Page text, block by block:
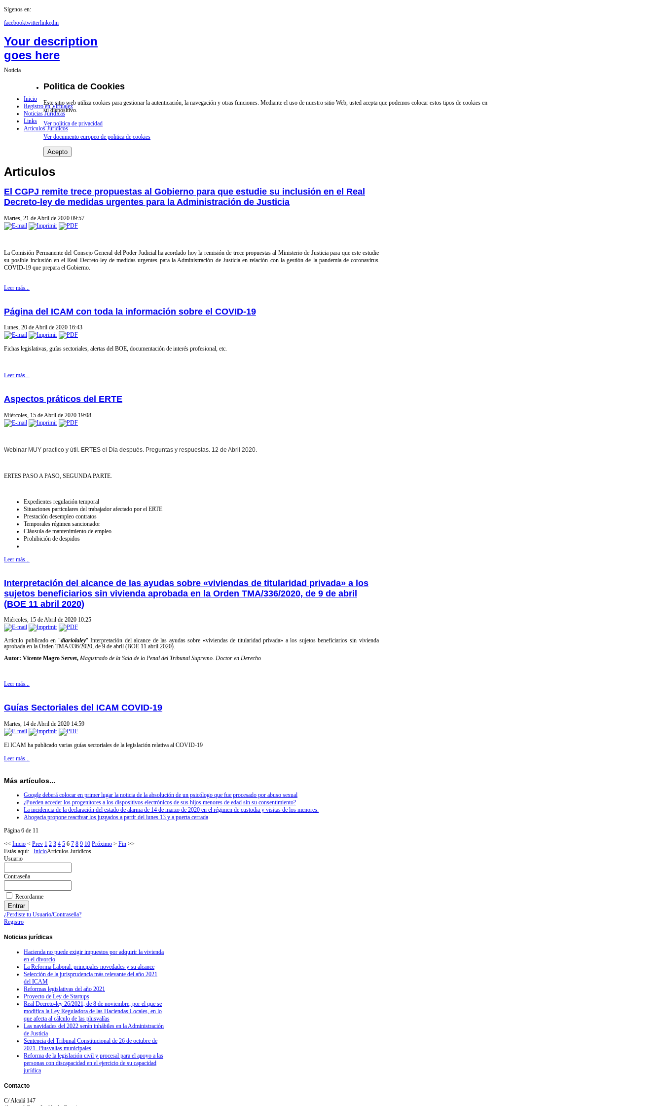
Sígenos en:
facebooktwitterlinkedin
Your description
goes here
Inicio
Registro en Virtualex
Noticias Jurídicas
Links
Artículos Jurídicos
Noticia
Politica de Cookies
Este sitio web utiliza cookies para gestionar la autenticación, la navegación y otras funciones. Mediante el uso de nuestro sitio Web, usted acepta que podemos colocar estos tipos de cookies en
su dispositivo.
Ver politica de privacidad
Ver documento europeo de politica de cookies
Acepto
Articulos
El CGPJ remite trece propuestas al Gobierno para que estudie su inclusión en el Real
Decreto-ley de medidas urgentes para la Administración de Justicia
Martes, 21 de Abril de 2020 09:57
La Comisión Permanente del Consejo General del Poder Judicial ha acordado hoy la remisión de trece propuestas al Ministerio de Justicia para que este estudie
su posible inclusión en el Real Decreto-ley de medidas urgentes para la Administración de Justicia en relación con la gestión de la pandemia de coronavirus
COVID-19 que prepara el Gobierno.
Leer más...
Página del ICAM con toda la información sobre el COVID-19
Lunes, 20 de Abril de 2020 16:43
Fichas legislativas, guías sectoriales, alertas del BOE, documentación de interés profesional, etc.
Leer más...
Aspectos práticos del ERTE
Miércoles, 15 de Abril de 2020 19:08
Webinar MUY practico y útil. ERTES el Día después. Preguntas y respuestas. 12 de Abril 2020.
ERTES PASO A PASO, SEGUNDA PARTE.
Expedientes regulación temporal
Situaciones particulares del trabajador afectado por el ERTE
Prestación desempleo contratos
Temporales régimen sancionador
Cláusula de mantenimiento de empleo
Prohibición de despidos
Leer más...
Interpretación del alcance de las ayudas sobre «viviendas de titularidad privada» a los
sujetos beneficiarios sin vivienda aprobada en la Orden TMA/336/2020, de 9 de abril
(BOE 11 abril 2020)
Miércoles, 15 de Abril de 2020 10:25
Artículo publicado en "diariolaley" Interpretación del alcance de las ayudas sobre «viviendas de titularidad privada» a los sujetos beneficiarios sin vivienda
aprobada en la Orden TMA/336/2020, de 9 de abril (BOE 11 abril 2020).
Autor: Vicente Magro Servet, Magistrado de la Sala de lo Penal del Tribunal Supremo. Doctor en Derecho
Leer más...
Guías Sectoriales del ICAM COVID-19
Martes, 14 de Abril de 2020 14:59
El ICAM ha publicado varias guías sectoriales de la legislación relativa al COVID-19
Leer más...
Más artículos...
Google deberá colocar en primer lugar la noticia de la absolución de un psicólogo que fue procesado por abuso sexual
¿Pueden acceder los progenitores a los dispositivos electrónicos de sus hijos menores de edad sin su consentimiento?
La incidencia de la declaración del estado de alarma de 14 de marzo de 2020 en el régimen de custodia y visitas de los menores.
Abogacía propone reactivar los juzgados a partir del lunes 13 y a puerta cerrada
Página 6 de 11
<< Inicio < Prev 1 2 3 4 5 6 7 8 9 10 Próximo > Fin >>
Estás aquí: InicioArtículos Jurídicos
Usuario
Contraseña
Recordarme
¿Perdiste tu Usuario/Contraseña?
Registro
Noticias jurídicas
Hacienda no puede exigir impuestos por adquirir la vivienda
en el divorcio
La Reforma Laboral: principales novedades y su alcance
Selección de la jurisprudencia más relevante del año 2021
del ICAM
Reformas legislativas del año 2021
Proyecto de Ley de Startups
Real Decreto-ley 26/2021, de 8 de noviembre, por el que se
modifica la Ley Reguladora de las Haciendas Locales, en lo
que afecta al cálculo de las plusvalías
Las navidades del 2022 serán inhábiles en la Administración
de Justicia
Sentencia del Tribunal Constitucional de 26 de octubre de
2021. Plusvalías municipales
Reforma de la legislación civil y procesal para el apoyo a las
personas con discapacidad en el ejercicio de su capacidad
jurídica
Contacto
C/ Alcalá 147